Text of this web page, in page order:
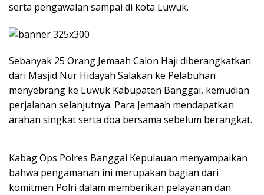
serta pengawalan sampai di kota Luwuk.
Sebanyak 25 Orang Jemaah Calon Haji diberangkatkan
dari Masjid Nur Hidayah Salakan ke Pelabuhan
menyebrang ke Luwuk Kabupaten Banggai, kemudian
perjalanan selanjutnya. Para Jemaah mendapatkan
arahan singkat serta doa bersama sebelum berangkat.
Kabag Ops Polres Banggai Kepulauan menyampaikan
bahwa pengamanan ini merupakan bagian dari
komitmen Polri dalam memberikan pelayanan dan